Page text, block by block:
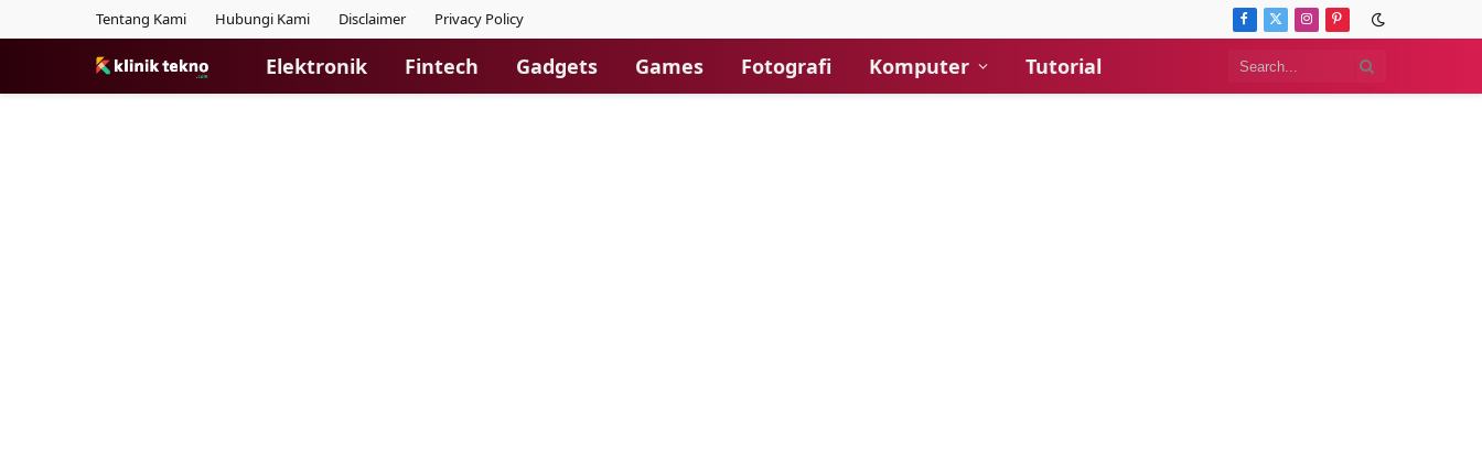
Tentang Kami Hubungi Kami Disclaimer Privacy Policy Facebook
X
Instagram
Pinterest
Elektronik Fintech Gadgets Games Fotografi Komputer Tutorial